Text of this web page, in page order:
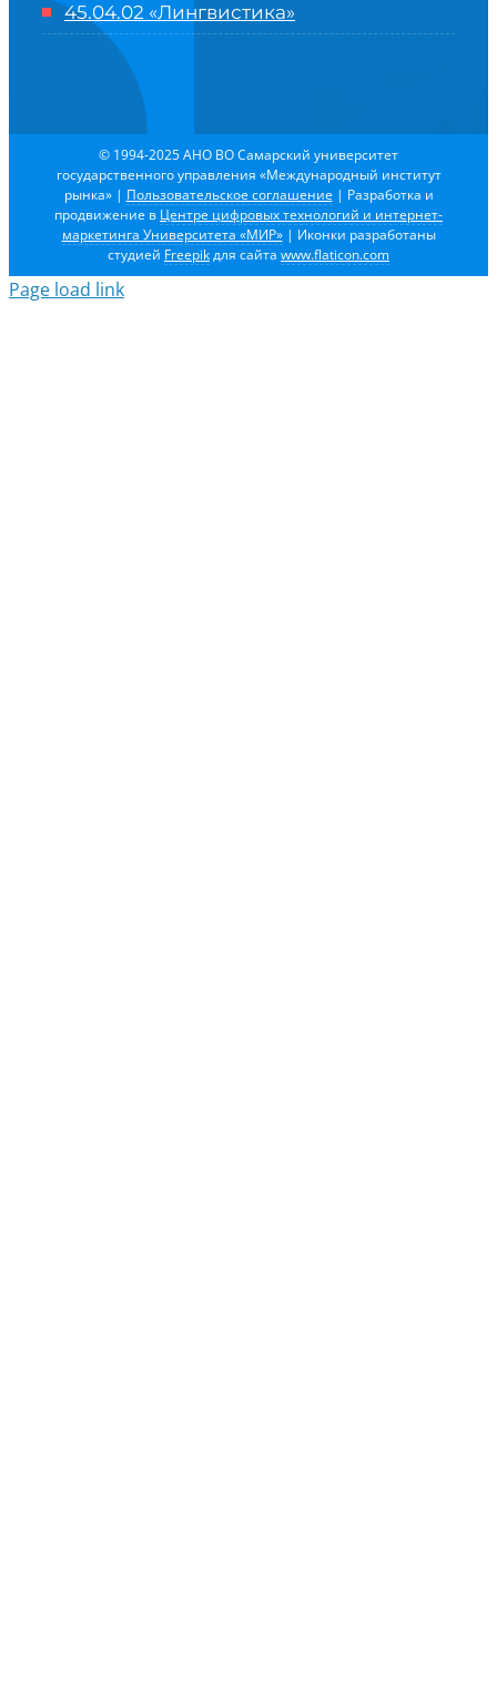
45.04.02 «Лингвистика»
© 1994-2025 АНО ВО Самарский университет
государственного управления «Международный институт
рынка» | Пользовательское соглашение | Разработка и
продвижение в Центре цифровых технологий и интернет-
маркетинга Университета «МИР»| Иконки разработаны
студией Freepikдля сайта www.flaticon.com
Page load link